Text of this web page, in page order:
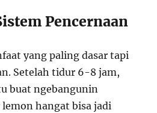
Pencernaan
yang paling dasar tapi
Setelah tidur 6-8 jam,
buat ngebangunin
hangat bisa jadi